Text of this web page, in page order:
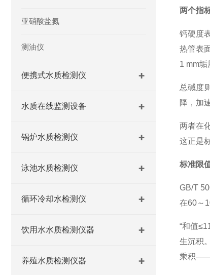
亚硝酸盐氮
测油仪
便携式水质检测仪
水质在线监测设备
锅炉水质检测仪
泳池水质检测仪
循环冷却水检测仪
饮用水水质检测仪器
养殖水质检测仪器
两个指
钙硬度
热管表
1 mm垢
总碱度
降，加
两者在
这正是
标准限
GB/T
在60～
“和值
生沉积
乘积——